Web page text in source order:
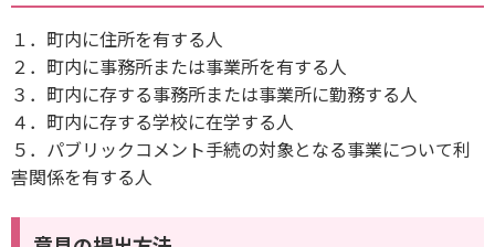
１．町内に住所を有する人
２．町内に事務所または事業所を有する人
３．町内に存する事務所または事業所に勤務する人
４．町内に存する学校に在学する人
５．パブリックコメント手続の対象となる事業について利
害関係を有する人